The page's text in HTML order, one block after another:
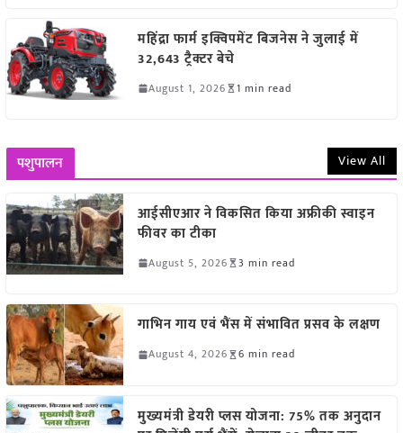
महिंद्रा फार्म इक्विपमेंट बिजनेस ने जुलाई में
32,643 ट्रैक्टर बेचे
August 1, 2026 1 min read
पशुपालन View All
आईसीएआर ने विकसित किया अफ्रीकी स्वाइन
फीवर का टीका
August 5, 2026 3 min read
गाभिन गाय एवं भैंस में संभावित प्रसव के लक्षण
August 4, 2026 6 min read
मुख्यमंत्री डेयरी प्लस योजना: 75% तक अनुदान